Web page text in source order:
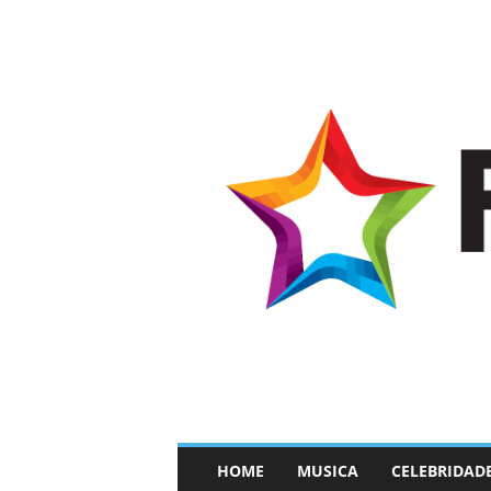
HOME MUSICA